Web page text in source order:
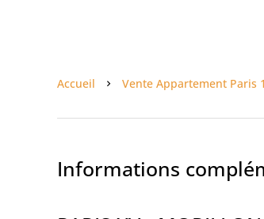
Accueil Vente Appartement Paris
Informations